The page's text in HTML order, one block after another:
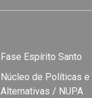
Fase Espírito Santo
Núcleo de Políticas e
Alternativas / NUPA